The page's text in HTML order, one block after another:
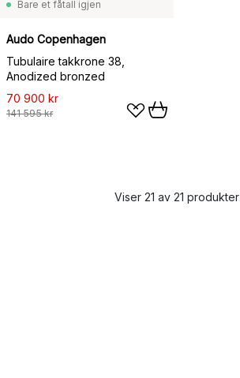
Bare et fåtall igjen
Audo Copenhagen
Tubulaire takkrone 38,
Anodized bronzed
70 900 kr
141 595 kr
Viser 21 av 21 produkter